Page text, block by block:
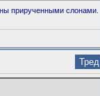
прирученными слонами.
Тред